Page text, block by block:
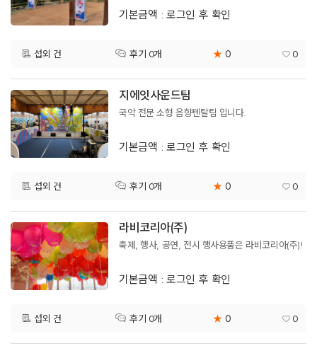
기본금액 : 로그인 후 확인
섭외 건 후기 0개 ★ 0 0
지에잇사운드팀
국악 전문 소형 음향텐탈팀 입니다.
기본금액 : 로그인 후 확인
섭외 건 후기 0개 ★ 0 0
라비코리아(주)
축제, 행사, 공연, 전시 행사용품은 라비코리아(주)!
기본금액 : 로그인 후 확인
섭외 건 후기 0개 ★ 0 0